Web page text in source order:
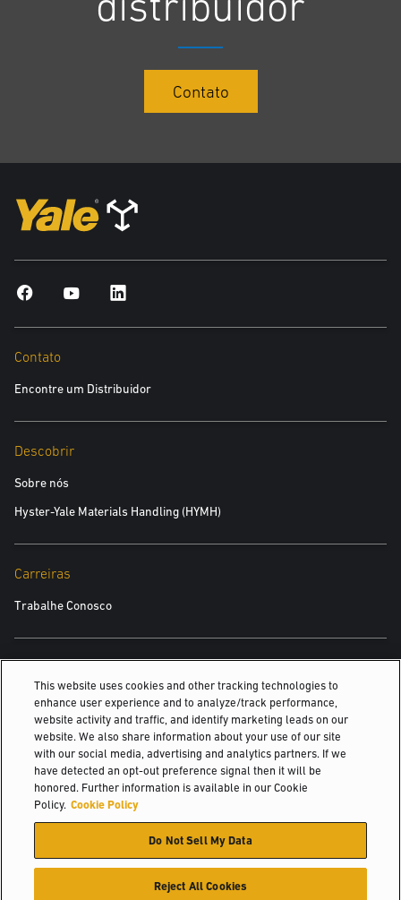
Baixe o estudo de caso
Contato
Contato
Encontre um Distribuidor
Descobrir
Sobre nós
Hyster-Yale Materials Handling (HYMH)
Carreiras
Trabalhe Conosco
Sete fatores para encontrar a fonte de energia correta
Centros residenciais
Seis sinais de que você precisa para reavaliar...
© 2026 Hyster-Yale Materials Handling, Inc., all rights reserved.
Política de privacidade Termos de utilização Política de Cookies
This website uses cookies and other tracking technologies to
enhance user experience and to analyze/track performance,
website activity and traffic, and identify marketing leads on our
website. We also share information about your use of our site
with our social media, advertising and analytics partners. If we
have detected an opt-out preference signal then it will be
honored. Further information is available in our Cookie
Policy. Cookie Policy
Do Not Sell My Data
Reject All Cookies